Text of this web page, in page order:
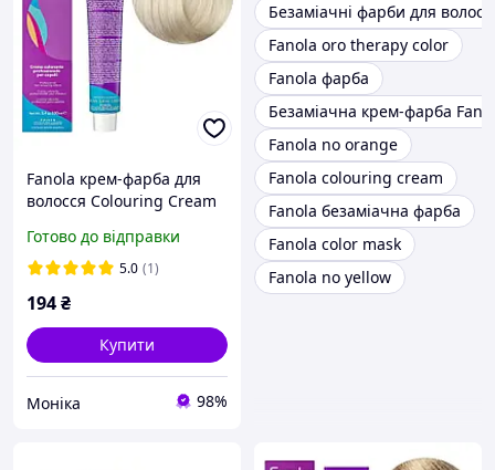
Fanola крем-фарба для
волосся Colouring Cream
Готово до відправки
5.0 (1)
194₴
Купити
Моніка 98%
Безаміачні фарби для
Fanola oro therapy color
Fanola фарба
Безаміачна крем-фарба
Fanola no orange
Fanola colouring cream
Fanola безаміачна фарба
Fanola color mask
Fanola no yellow